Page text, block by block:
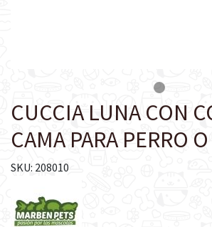
CUCCIA LUNA CON
CAMA PARA PERRO
SKU: 208010